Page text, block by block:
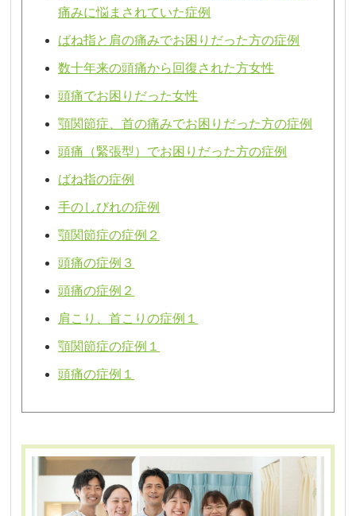
痛みに悩まされていた症例
ばね指と肩の痛みでお困りだった方の症例
数十年来の頭痛から回復された方女性
頭痛でお困りだった女性
顎関節症、首の痛みでお困りだった方の症例
頭痛（緊張型）でお困りだった方の症例
ばね指の症例
手のしびれの症例
顎関節症の症例２
頭痛の症例３
頭痛の症例２
肩こり、首こりの症例１
顎関節症の症例１
頭痛の症例１